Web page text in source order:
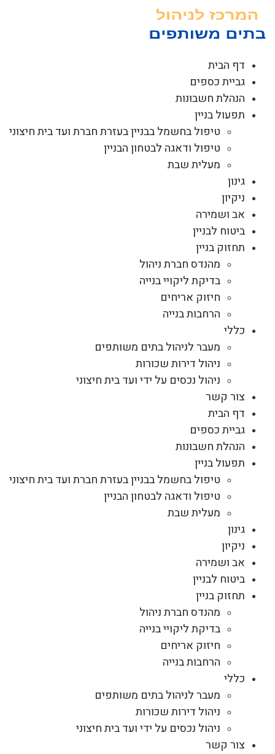
דף הבית
גביית כספים
הנהלת חשבונות
תפעול בניין
טיפול בחשמל בבניין בעזרת חברת ועד בית חיצוני
טיפול ודאגה לבטחון הבניין
מעלית שבת
גינון
ניקיון
אב ושמירה
ביטוח לבניין
תחזוק בניין
מהנדס חברת ניהול
בדיקת ליקויי בנייה
חיזוק אריחים
הרחבות בנייה
כללי
מעבר לניהול בתים משותפים
ניהול דירות שכורות
ניהול נכסים על ידי ועד בית חיצוני
צור קשר
דף הבית
גביית כספים
הנהלת חשבונות
תפעול בניין
טיפול בחשמל בבניין בעזרת חברת ועד בית חיצוני
טיפול ודאגה לבטחון הבניין
מעלית שבת
גינון
ניקיון
אב ושמירה
ביטוח לבניין
תחזוק בניין
מהנדס חברת ניהול
בדיקת ליקויי בנייה
חיזוק אריחים
הרחבות בנייה
כללי
מעבר לניהול בתים משותפים
ניהול דירות שכורות
ניהול נכסים על ידי ועד בית חיצוני
צור קשר